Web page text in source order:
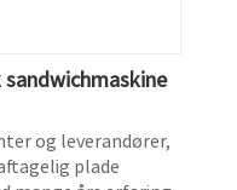
og leverandører,
plade